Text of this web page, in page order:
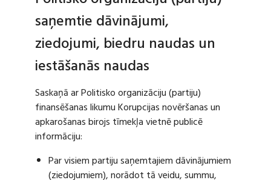
saņemtie dāvinājumi,
ziedojumi, biedru naudas un
iestāšanās naudas
Saskaņā ar Politisko organizāciju (partiju)
finansēšanas likumu Korupcijas novēršanas un
apkarošanas birojs tīmekļa vietnē publicē
informāciju:
Par visiem partiju saņemtajiem dāvinājumiem
(ziedojumiem), norādot tā veidu, summu,